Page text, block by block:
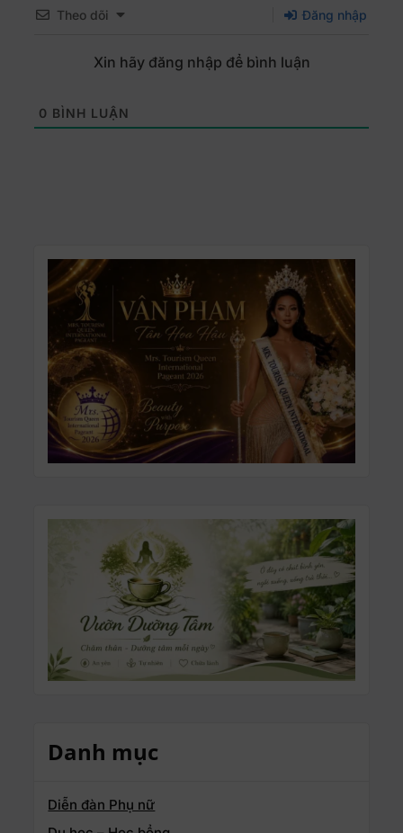
Danh mục
Diễn đàn Phụ nữ
Theo dõi Đăng nhập
Xin hãy đăng nhập để bình luận
0 BÌNH LUẬN